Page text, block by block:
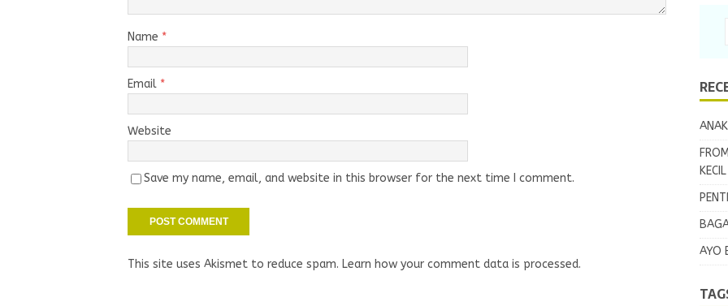
Name *
Email *
Website
Save my name, email, and website in this browser for the next time I comment.
This site uses Akismet to reduce spam. Learn how your comment data is processed.
AYO